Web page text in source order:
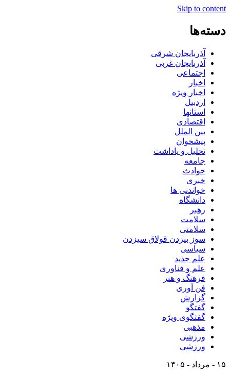
Skip to content
دسته‌ها
آذربایجان شرقی
آذربایجان غربی
اجتماعی
اخبار
اخبار ویژه
اردبیل
استانها
اقتصادی
بین الملل
پیشخوان
تحلیل و یاداشت
جامعه
حوادث
خبری
خواندنی ها
دانشگاه
رهبر
سلامت
سلامتی
سوز بیزدن قولاق سیزدن
سیاسی
علم جدید
علم و فناوری
فرهنگ و هنر
فن آوری
گزارش
گفتگو
گفتگوی ویژه
مذهبی
ورزشی
ورزشی
۱۵ - مرداد - ۱۴۰۵